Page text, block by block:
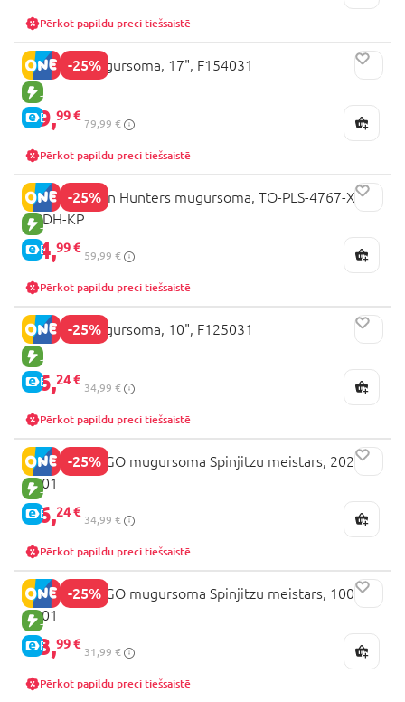
Pērkot papildu preci tiešsaistē
-25%
JAUNA PRECE
E-CENA
KUROMI mugursoma, 17", F154031
59,99 €
79,99 €
Pērkot papildu preci tiešsaistē
-25%
JAUNA PRECE
E-CENA
K-POP Demon Hunters mugursoma, TO-PLS-4767-XXX-
KPDH-KP
44,99 €
59,99 €
Pērkot papildu preci tiešsaistē
-25%
JAUNA PRECE
E-CENA
KUROMI mugursoma, 10", F125031
26,24 €
34,99 €
Pērkot papildu preci tiešsaistē
-25%
JAUNA PRECE
E-CENA
LEGO NINJAGO mugursoma Spinjitzu meistars, 20266-
2601
26,24 €
34,99 €
Pērkot papildu preci tiešsaistē
-25%
JAUNA PRECE
E-CENA
LEGO NINJAGO mugursoma Spinjitzu meistars, 10030-
2601
23,99 €
31,99 €
Pērkot papildu preci tiešsaistē